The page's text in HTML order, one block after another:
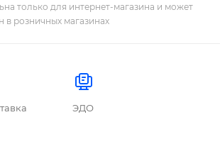
только для интернет-магазина и может
в розничных магазинах
ЭДО